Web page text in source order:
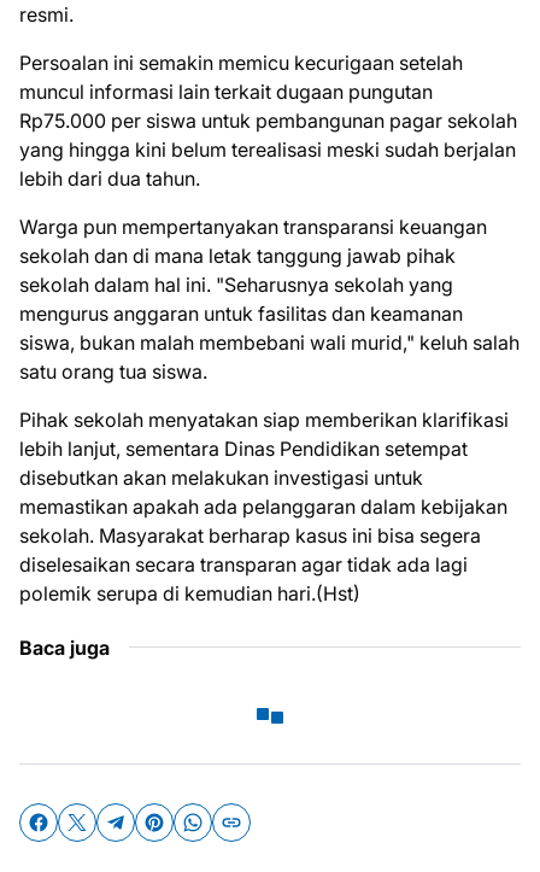
resmi.
Persoalan ini semakin memicu kecurigaan setelah
muncul informasi lain terkait dugaan pungutan
Rp75.000 per siswa untuk pembangunan pagar sekolah
yang hingga kini belum terealisasi meski sudah berjalan
lebih dari dua tahun.
Warga pun mempertanyakan transparansi keuangan
sekolah dan di mana letak tanggung jawab pihak
sekolah dalam hal ini. "Seharusnya sekolah yang
mengurus anggaran untuk fasilitas dan keamanan
siswa, bukan malah membebani wali murid," keluh salah
satu orang tua siswa.
Pihak sekolah menyatakan siap memberikan klarifikasi
lebih lanjut, sementara Dinas Pendidikan setempat
disebutkan akan melakukan investigasi untuk
memastikan apakah ada pelanggaran dalam kebijakan
sekolah. Masyarakat berharap kasus ini bisa segera
diselesaikan secara transparan agar tidak ada lagi
polemik serupa di kemudian hari.(Hst)
Baca juga